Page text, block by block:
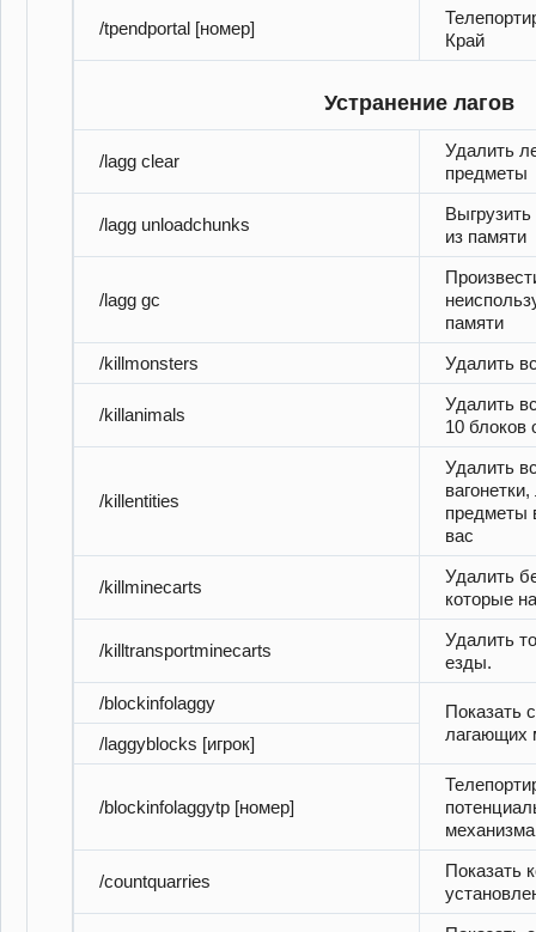
/tpendportal [номер]
Край
Устранение лагов
/lagg clear
Удалить
предметы
/lagg unloadchunks
из памяти
/lagg gc
памяти
/killmonsters
Удалить
/killanimals
Удалить
10 блоков
/killentities
Удалить
предметы
вас
/killminecarts
Удалить
которые
/killtransportminecarts
Удалить
езды.
/blockinfolaggy
Показать
лагающих
/laggyblocks [игрок]
/blockinfolaggytp [номер]
/countquarries
Показать